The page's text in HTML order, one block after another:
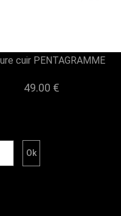
cuir PENTAGRAMME
49.00 €